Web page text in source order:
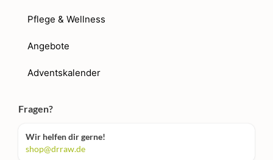
Pflege & Wellness
Angebote
Adventskalender
Fragen?
Wir helfen dir gerne!
shop@drraw.de